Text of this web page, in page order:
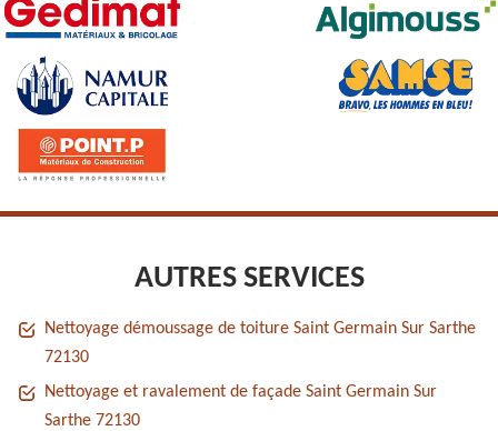
AUTRES SERVICES
Nettoyage démoussage de toiture Saint Germain Sur Sarthe
72130
Nettoyage et ravalement de façade Saint Germain Sur
Sarthe 72130